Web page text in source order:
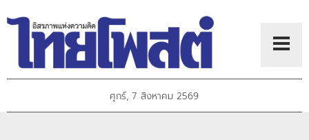
ศุกร์, 7 สิงหาคม 2569